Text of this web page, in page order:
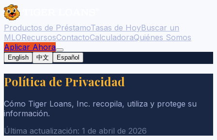
Productos de PréstamoTasas de HoyBuscar un
MLORecursosContactoCalculadoraQuiénes Somos
Aplicar Ahora
English 中文 Español
Política de Privacidad
Cómo Tiger Loans, Inc. recopila, utiliza y protege su
información.
Última actualización: 1 de abril de 2026